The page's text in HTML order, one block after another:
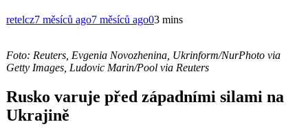
retelcz7 měsíců ago7 měsíců ago03 mins
Foto: Reuters, Evgenia Novozhenina, Ukrinform/NurPhoto via
Getty Images, Ludovic Marin/Pool via Reuters
Rusko varuje před západními silami na
Ukrajině